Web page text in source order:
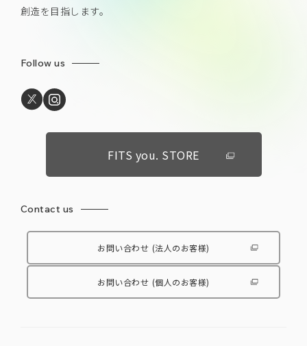
創造を目指します。
Follow us
FITS you. STORE
Contact us
お問い合わせ (法人のお客様)
お問い合わせ (個人のお客様)